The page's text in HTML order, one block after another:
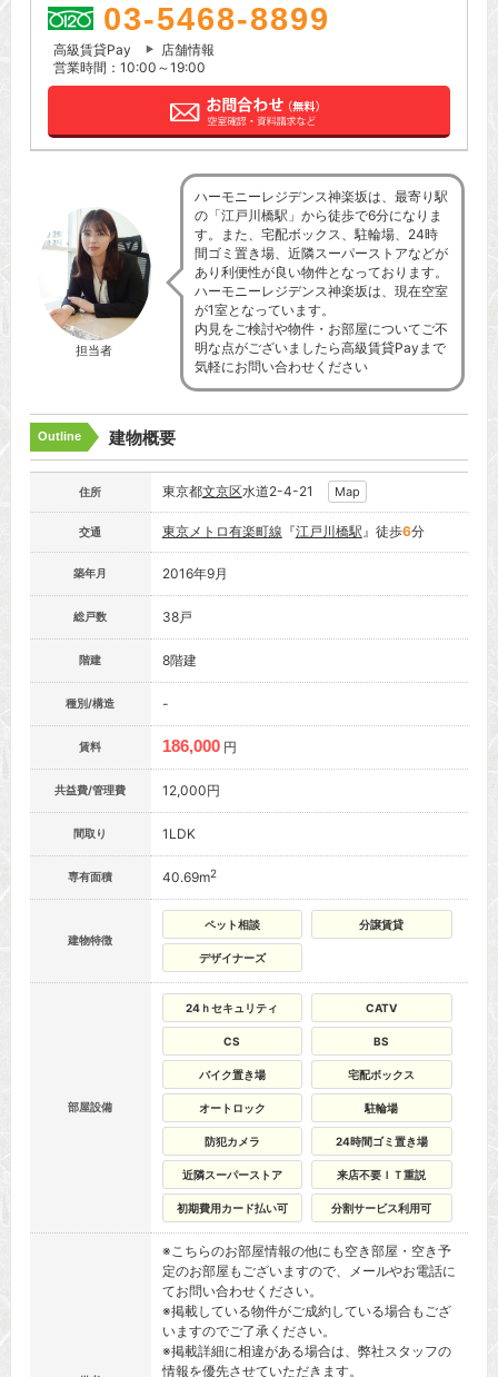
03-5468-8899
高級賃貸Pay
店舗情報
営業時間：10:00～19:00
担当者
ハーモニーレジデンス神楽坂は、最寄り駅
の「江戸川橋駅」から徒歩で6分になりま
す。また、宅配ボックス、駐輪場、24時
間ゴミ置き場、近隣スーパーストアなどが
あり利便性が良い物件となっております。
ハーモニーレジデンス神楽坂は、現在空室
が1室となっています。
内見をご検討や物件・お部屋についてご不
明な点がございましたら高級賃貸Payまで
気軽にお問い合わせください
Outline 建物概要
住所 東京都文京区水道2-4-21 Map
交通 東京メトロ有楽町線 『江戸川橋駅』徒歩6分
築年月 2016年9月
総戸数 38戸
階建 8階建
種別/構造 -
賃料 186,000 円
共益費/管理費 12,000円
間取り 1LDK
専有面積 40.69m2
建物特徴
ペット相談 分譲賃貸
デザイナーズ
部屋設備
24ｈセキュリティ CATV
CS BS
バイク置き場 宅配ボックス
オートロック 駐輪場
防犯カメラ 24時間ゴミ置き場
近隣スーパーストア 来店不要ＩＴ重説
初期費用カード払い可 分割サービス利用可
※こちらのお部屋情報の他にも空き部屋・空き予
定のお部屋もございますので、メールやお電話に
てお問い合わせください。
※掲載している物件がご成約している場合もござ
いますのでご了承ください。
※掲載詳細に相違がある場合は、弊社スタッフの
情報を優先させていただきます。